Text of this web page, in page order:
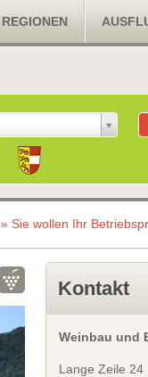
REGIONEN
» Sie wollen Ihr
Kontakt
Weinbau und
Lange Zeile 24